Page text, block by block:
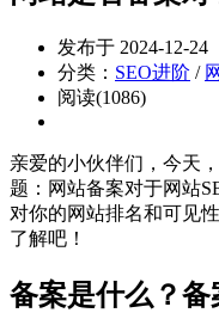
发布于 2024-12-24
分类： SEO进阶 /
阅读(1086)
亲爱的小伙伴们，今天
题：网站备案对于网站
对你的网站排名和可见
了解吧！
备案是什么？